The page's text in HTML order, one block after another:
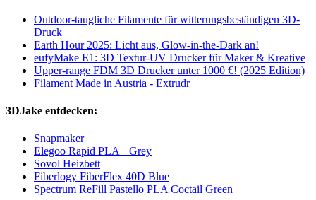
Outdoor-taugliche Filamente für witterungsbeständigen 3D-
Druck
Earth Hour 2025: Licht aus, Glow-in-the-Dark an!
eufyMake E1: 3D Textur-UV Drucker für Maker & Kreative
Upper-range FDM 3D Drucker unter 1000 €! (2025 Edition)
Filament Made in Austria - Extrudr
3DJake entdecken:
Snapmaker
Elegoo Rapid PLA+ Grey
Sovol Heizbett
Fiberlogy FiberFlex 40D Blue
Spectrum ReFill Pastello PLA Coctail Green